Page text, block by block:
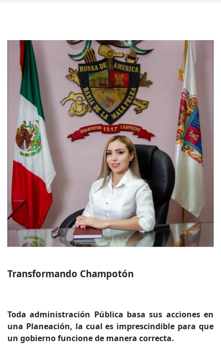
Transformando Champotón
Toda administración Pública basa sus acciones en
una Planeación, la cual es imprescindible para que
un gobierno funcione de manera correcta.